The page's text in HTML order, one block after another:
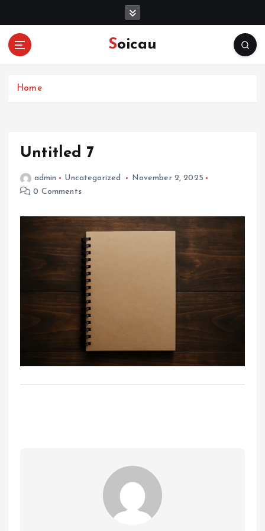
Soicau
Home
Untitled 7
admin Uncategorized
November 2, 2025
0 Comments